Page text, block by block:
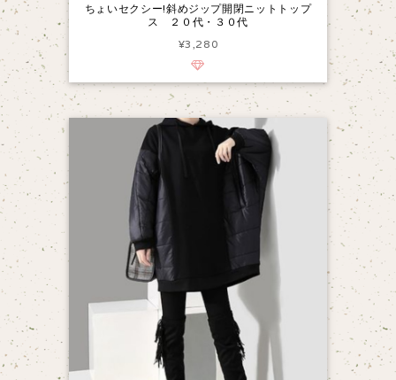
ちょいセクシー!斜めジップ開閉ニットトップ
ス ２０代・３０代
¥3,280